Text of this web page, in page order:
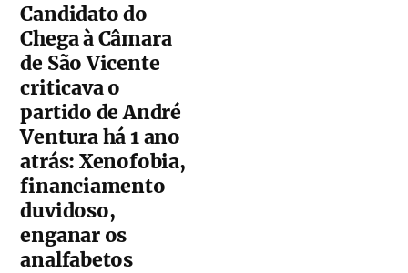
Candidato do
Chega à Câmara
de São Vicente
criticava o
partido de André
Ventura há 1 ano
atrás: Xenofobia,
financiamento
duvidoso,
enganar os
analfabetos